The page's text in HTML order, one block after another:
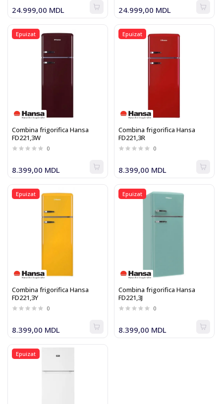
24.999,00 MDL 24.999,00 MDL
Epuizat
Combina frigorifica Hansa
FD221,3W
0
8.399,00 MDL
Epuizat
Combina frigorifica Hansa
FD221,3R
0
8.399,00 MDL
Epuizat
Combina frigorifica Hansa
FD221,3Y
0
8.399,00 MDL
Epuizat
Combina frigorifica Hansa
FD221,3J
0
8.399,00 MDL
Epuizat